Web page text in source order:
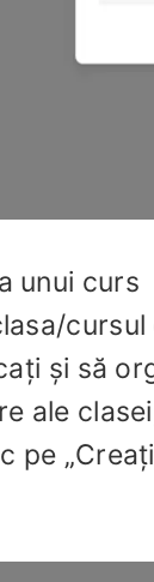
unui curs
și să
ale
pe